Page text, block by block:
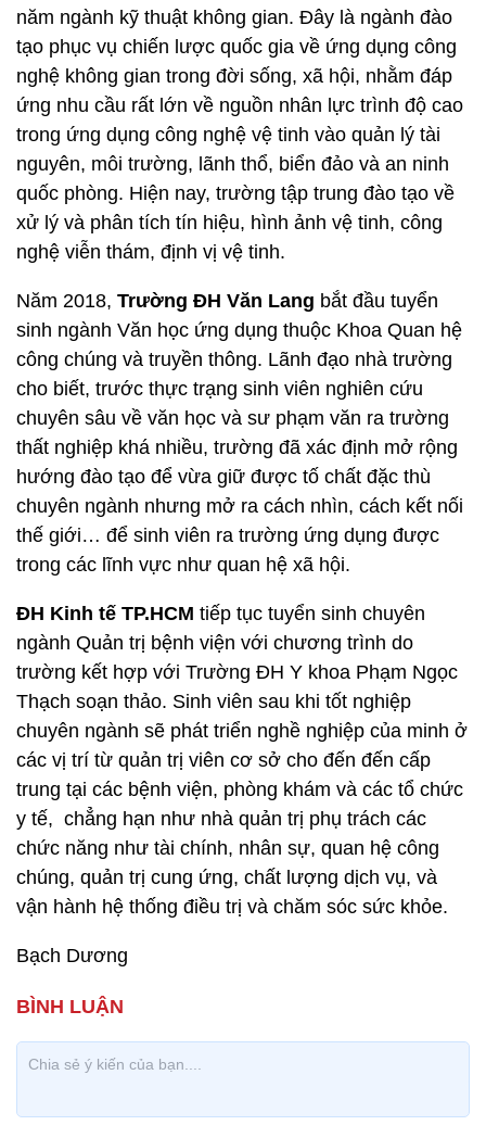
năm ngành kỹ thuật không gian. Đây là ngành đào
tạo phục vụ chiến lược quốc gia về ứng dụng công
nghệ không gian trong đời sống, xã hội, nhằm đáp
ứng nhu cầu rất lớn về nguồn nhân lực trình độ cao
trong ứng dụng công nghệ vệ tinh vào quản lý tài
nguyên, môi trường, lãnh thổ, biển đảo và an ninh
quốc phòng. Hiện nay, trường tập trung đào tạo về
xử lý và phân tích tín hiệu, hình ảnh vệ tinh, công
nghệ viễn thám, định vị vệ tinh.
Năm 2018, Trường ĐH Văn Lang bắt đầu tuyển
sinh ngành Văn học ứng dụng thuộc Khoa Quan hệ
công chúng và truyền thông. Lãnh đạo nhà trường
cho biết, trước thực trạng sinh viên nghiên cứu
chuyên sâu về văn học và sư phạm văn ra trường
thất nghiệp khá nhiều, trường đã xác định mở rộng
hướng đào tạo để vừa giữ được tố chất đặc thù
chuyên ngành nhưng mở ra cách nhìn, cách kết nối
thế giới… để sinh viên ra trường ứng dụng được
trong các lĩnh vực như quan hệ xã hội.
ĐH Kinh tế TP.HCM tiếp tục tuyển sinh chuyên
ngành Quản trị bệnh viện với chương trình do
trường kết hợp với Trường ĐH Y khoa Phạm Ngọc
Thạch soạn thảo. Sinh viên sau khi tốt nghiệp
chuyên ngành sẽ phát triển nghề nghiệp của minh ở
các vị trí từ quản trị viên cơ sở cho đến đến cấp
trung tại các bệnh viện, phòng khám và các tổ chức
y tế, chẳng hạn như nhà quản trị phụ trách các
chức năng như tài chính, nhân sự, quan hệ công
chúng, quản trị cung ứng, chất lượng dịch vụ, và
vận hành hệ thống điều trị và chăm sóc sức khỏe.
Bạch Dương